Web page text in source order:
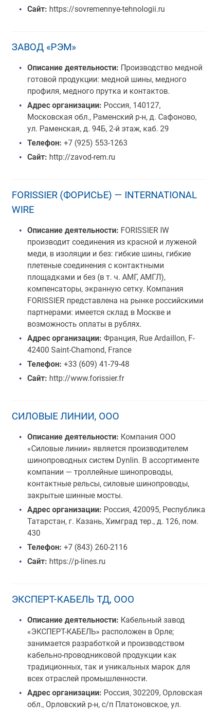
Сайт: https://sovremennye-tehnologii.ru
ЗАВОД «РЭМ»
Описание деятельности: Производство медной
готовой продукции: медной шины, медного
профиля, медного прутка и контактов.
Адрес организации: Россия, 140127,
Московская обл., Раменский р-н, д. Сафоново,
ул. Раменская, д. 94Б, 2-й этаж, каб. 29
Телефон: +7 (925) 553-1263
Сайт: http://zavod-rem.ru
FORISSIER (ФОРИСЬЕ) — INTERNATIONAL
WIRE
Описание деятельности: FORISSIER IW
производит соединения из красной и луженой
меди, в изоляции и без: гибкие шины, гибкие
плетеные соединения с контактными
площадками и без (в т. ч. АМГ, АМГЛ),
компенсаторы, экранную сетку. Компания
FORISSIER представлена на рынке российскими
партнерами: имеется склад в Москве и
возможность оплаты в рублях.
Адрес организации: Франция, Rue Ardaillon, F-
42400 Saint-Chamond, France
Телефон: +33 (609) 41-79-48
Сайт: http://www.forissier.fr
СИЛОВЫЕ ЛИНИИ, ООО
Описание деятельности: Компания ООО
«Силовые линии» является производителем
шинопроводных систем Dynlin. В ассортименте
компании — троллейные шинопроводы,
контактные рельсы, силовые шинопроводы,
закрытые шинные мосты.
Адрес организации: Россия, 420095, Республика
Татарстан, г. Казань, Химград тер., д. 126, пом.
430
Телефон: +7 (843) 260-2116
Сайт: https://p-lines.ru
ЭКСПЕРТ-КАБЕЛЬ ТД, ООО
Описание деятельности: Кабельный завод
«ЭКСПЕРТ-КАБЕЛЬ» расположен в Орле;
занимается разработкой и производством
кабельно-проводниковой продукции как
традиционных, так и уникальных марок для
всех отраслей промышленности.
Адрес организации: Россия, 302209, Орловская
обл., Орловский р-н, с/п Платоновское, ул.